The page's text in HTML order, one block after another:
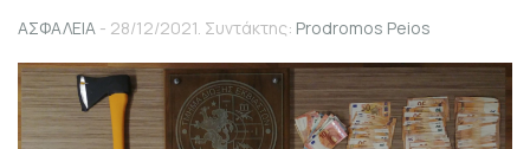
ΑΣΦΑΛΕΙΑ - 28/12/2021. Συντάκτης: Prodromos Peios